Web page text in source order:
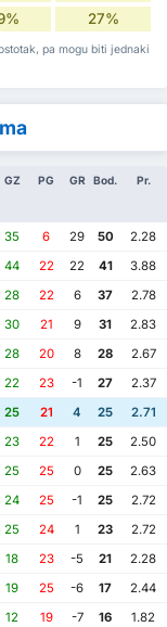
27%
pa mogu biti jednaki
GZ PG GR Bod. Pr.
35 6 29 50
2.28
44 22 22 41
3.88
28 22 6 37
2.78
30 21 9 31
2.83
28 20 8 28
2.67
22 23 -1 27
2.37
25 21 4 25
2.71
23 22 1 25
2.50
25 25 0 25
2.63
24 25 -1 25
2.72
25 24 1 23
2.72
18 23 -5 21
2.28
19 25 -6 17
2.44
12 19 -7 16
1.82